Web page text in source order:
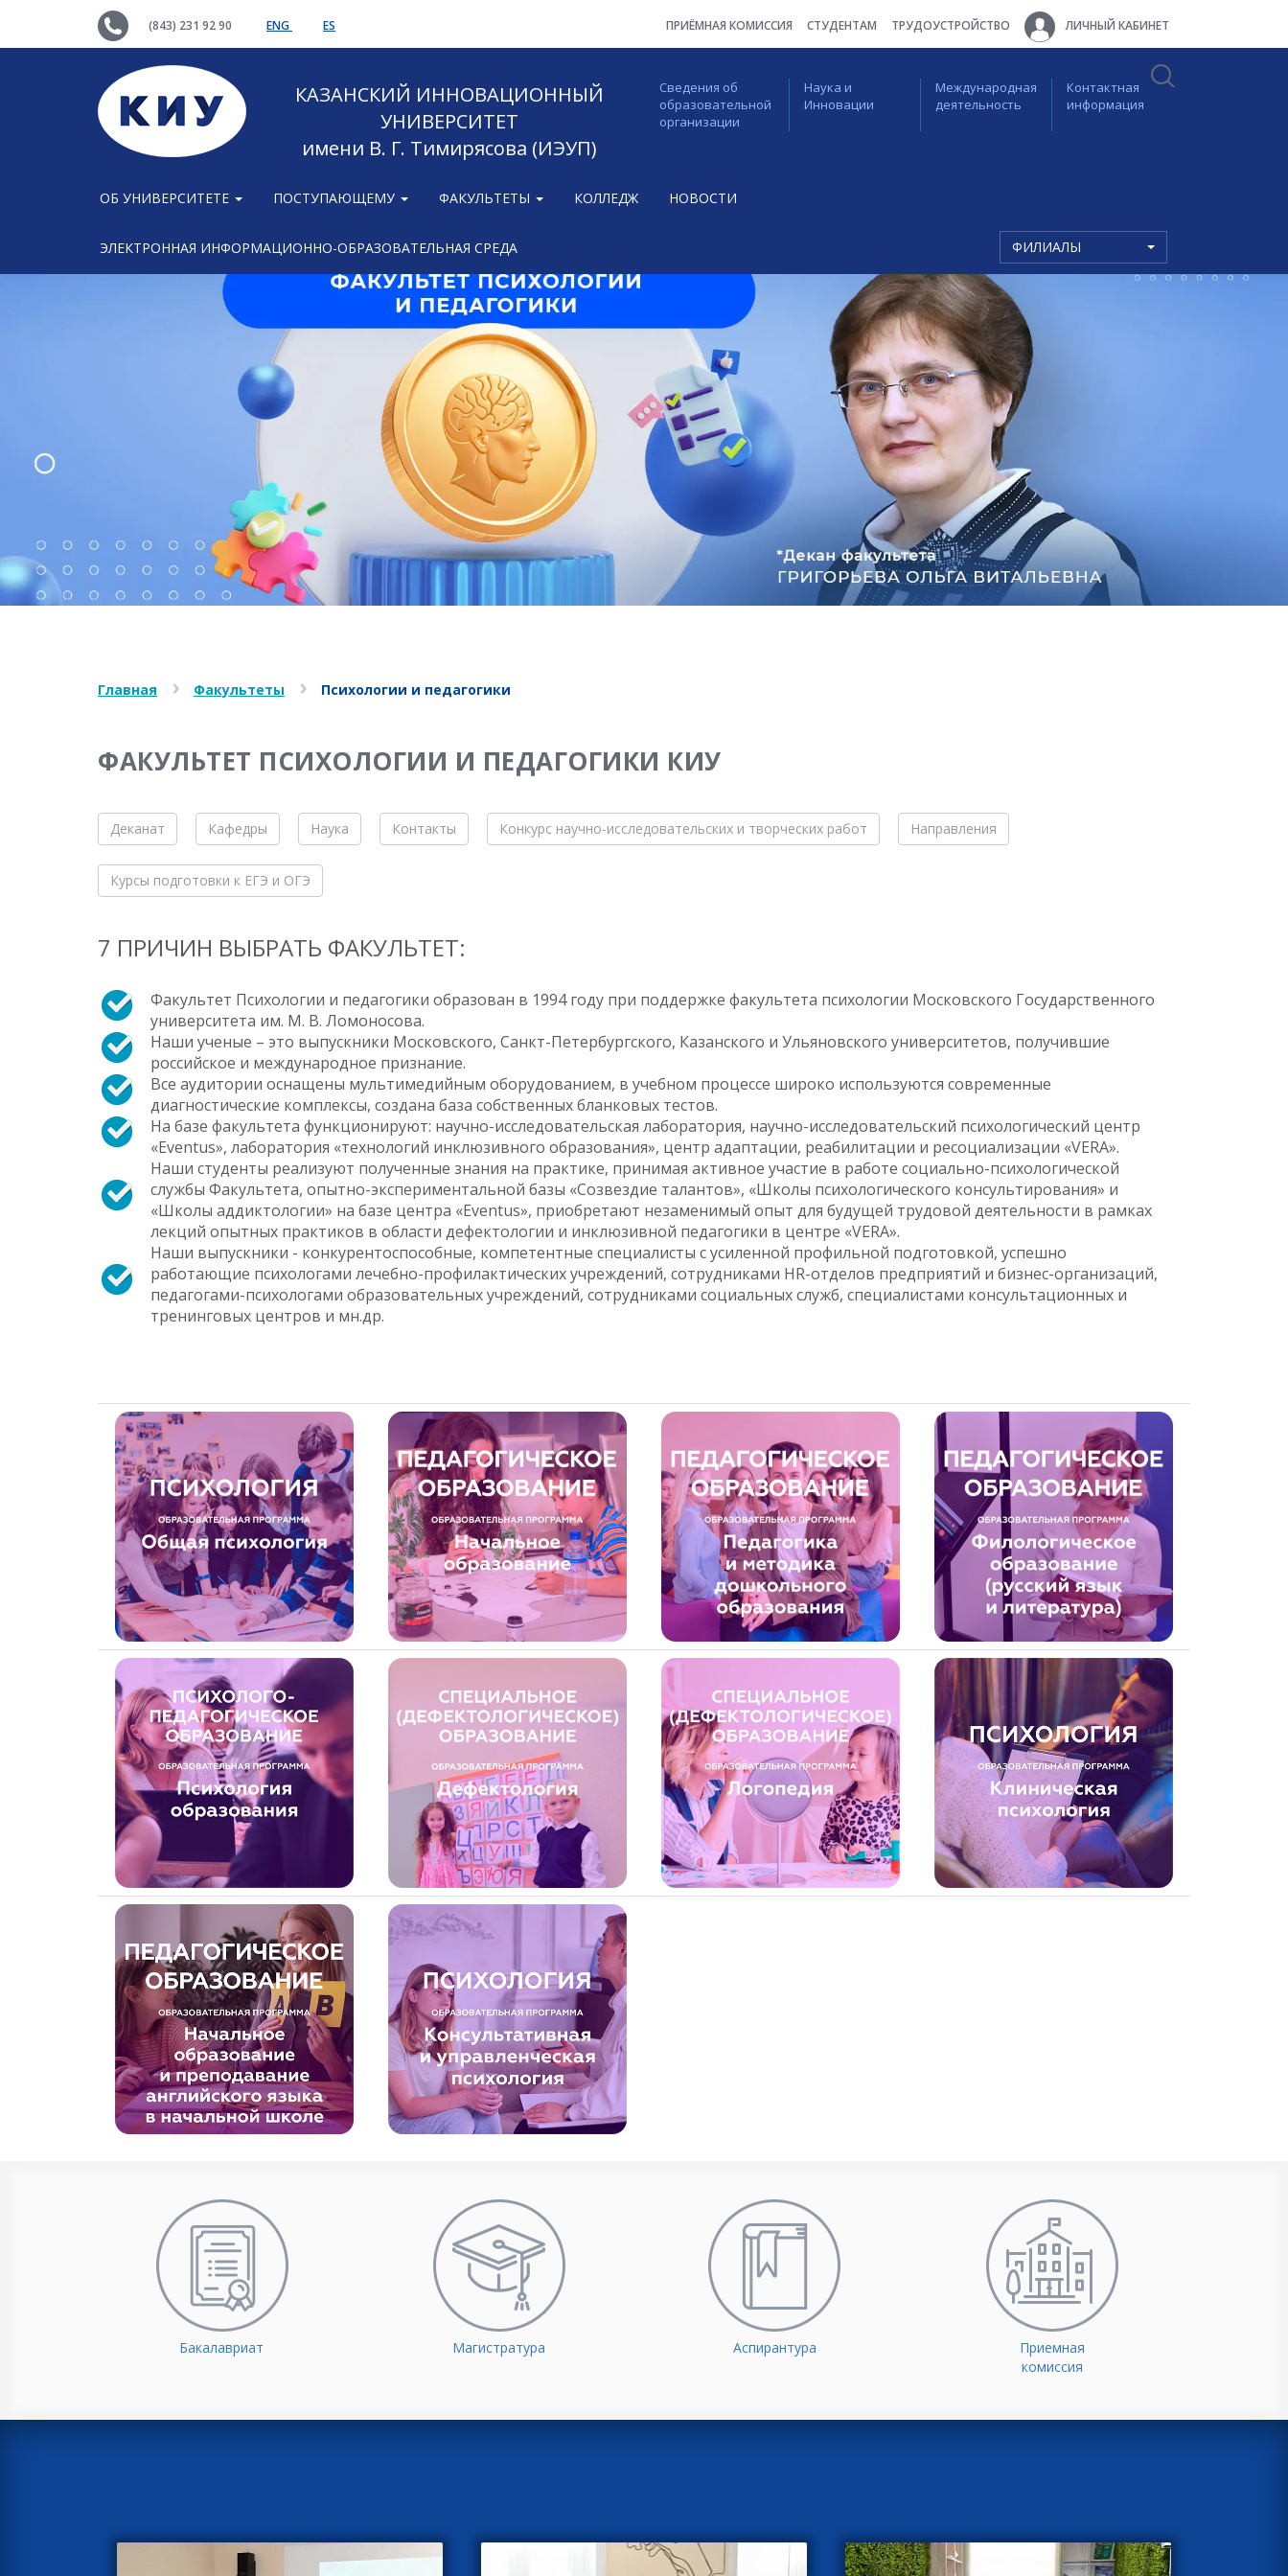
(843) 231 92 90 ENG ES ПРИЁМНАЯ КОМИССИЯ СТУДЕНТАМ ТРУДОУСТРОЙСТВО ЛИЧНЫЙ КАБИНЕТ
КАЗАНСКИЙ ИННОВАЦИОННЫЙ
УНИВЕРСИТЕТ
имени В. Г. Тимирясова (ИЭУП)
Сведения об
образовательной
организации
Наука и
Инновации
Международная
деятельность
Контактная
информация
ОБ УНИВЕРСИТЕТЕ ПОСТУПАЮЩЕМУ ФАКУЛЬТЕТЫ КОЛЛЕДЖ НОВОСТИ
ЭЛЕКТРОННАЯ ИНФОРМАЦИОННО-ОБРАЗОВАТЕЛЬНАЯ СРЕДА ФИЛИАЛЫ
Главная Факультеты Психологии и педагогики
ФАКУЛЬТЕТ ПСИХОЛОГИИ И ПЕДАГОГИКИ КИУ
Деканат Кафедры Наука Контакты Конкурс научно-исследовательских и творческих работ Направления
Курсы подготовки к ЕГЭ и ОГЭ
7 ПРИЧИН ВЫБРАТЬ ФАКУЛЬТЕТ:
Факультет Психологии и педагогики образован в 1994 году при поддержке факультета психологии Московского Государственного
университета им. М. В. Ломоносова.
Наши ученые – это выпускники Московского, Санкт-Петербургского, Казанского и Ульяновского университетов, получившие
российское и международное признание.
Все аудитории оснащены мультимедийным оборудованием, в учебном процессе широко используются современные
диагностические комплексы, создана база собственных бланковых тестов.
На базе факультета функционируют: научно-исследовательская лаборатория, научно-исследовательский психологический центр
«Eventus», лаборатория «технологий инклюзивного образования», центр адаптации, реабилитации и ресоциализации «VERA».
Наши студенты реализуют полученные знания на практике, принимая активное участие в работе социально-психологической
службы Факультета, опытно-экспериментальной базы «Созвездие талантов», «Школы психологического консультирования» и
«Школы аддиктологии» на базе центра «Eventus», приобретают незаменимый опыт для будущей трудовой деятельности в рамках
лекций опытных практиков в области дефектологии и инклюзивной педагогики в центре «VERA».
Наши выпускники - конкурентоспособные, компетентные специалисты с усиленной профильной подготовкой, успешно
работающие психологами лечебно-профилактических учреждений, сотрудниками HR-отделов предприятий и бизнес-организаций,
педагогами-психологами образовательных учреждений, сотрудниками социальных служб, специалистами консультационных и
тренинговых центров и мн.др.
Бакалавриат Магистратура Аспирантура
Приемная
комиссия